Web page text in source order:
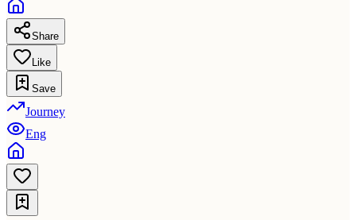
Share
Like
Save
Journey
Eng